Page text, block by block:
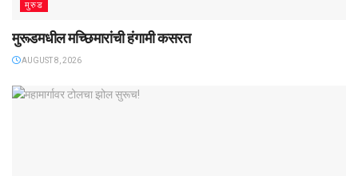
मुरुड
मुरूडमधील मच्छिमारांची हंगामी कसरत
AUGUST 8, 2026